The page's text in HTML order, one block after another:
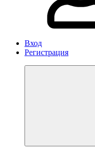
Вход
Регистрация